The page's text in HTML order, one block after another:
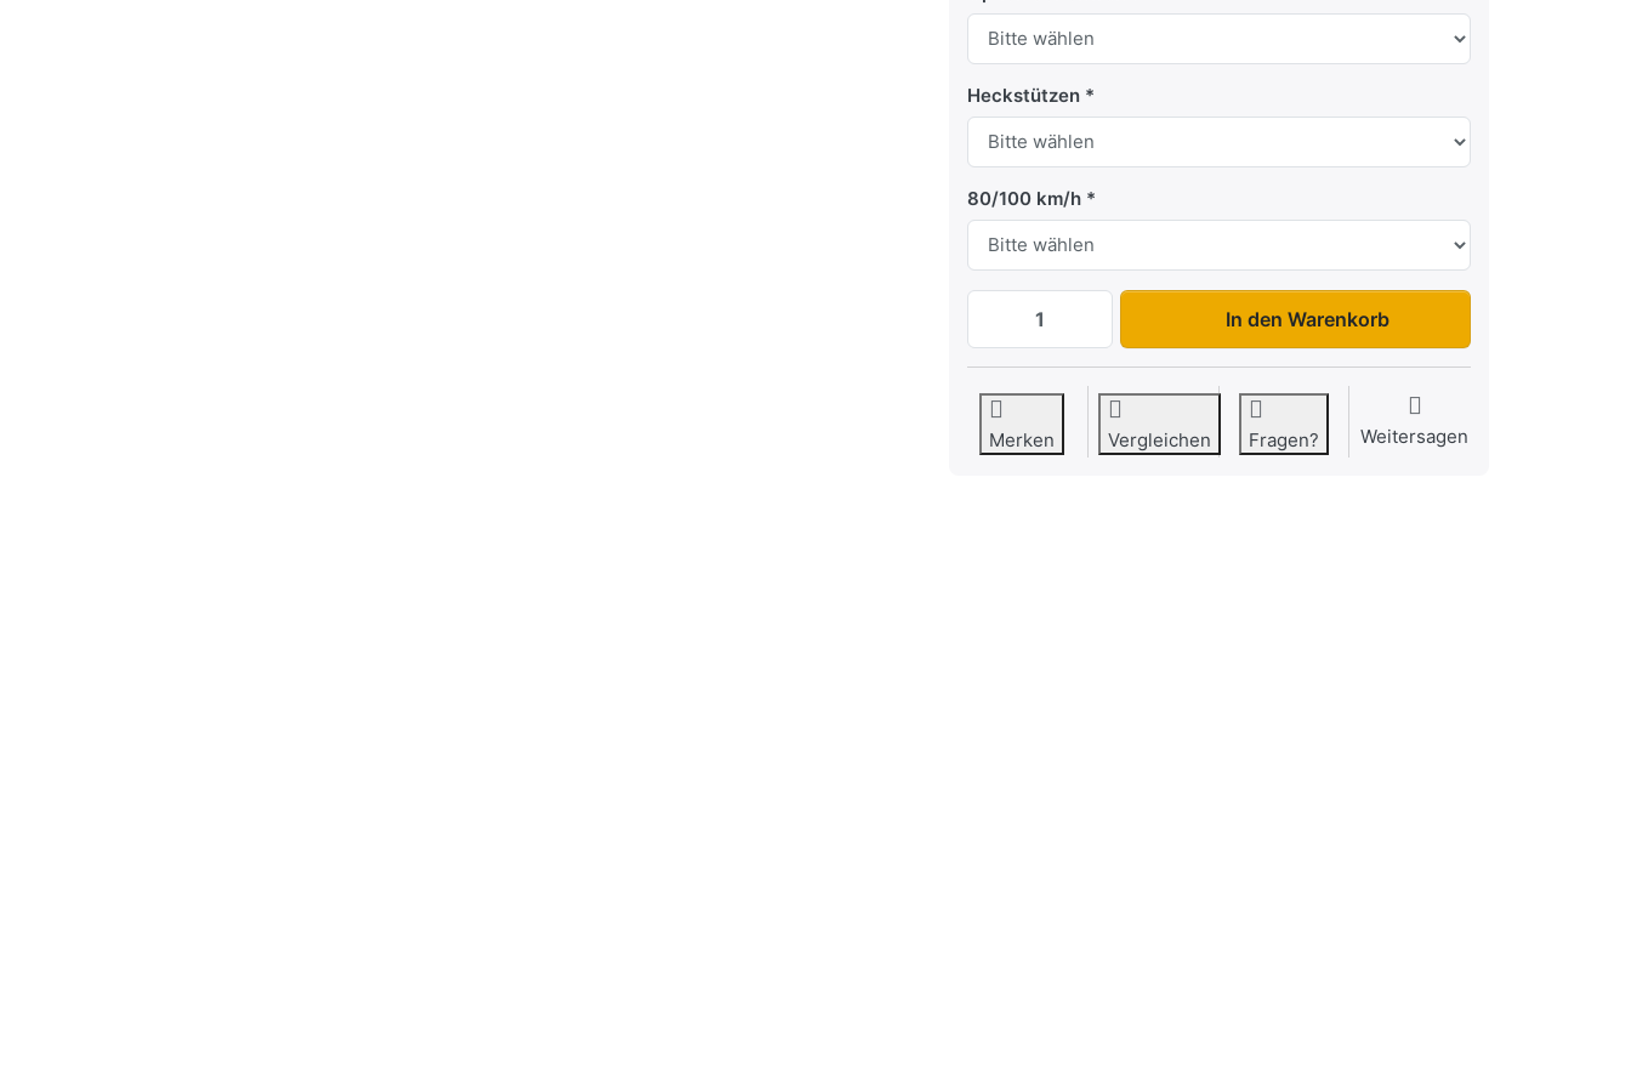
Heckstützen
80/100 km/h
Cargo Dynamic CD300 TB (R) zu 5.299,00 €, Menge 1.
In den Warenkorb
Merken Vergleichen Fragen? Weitersagen